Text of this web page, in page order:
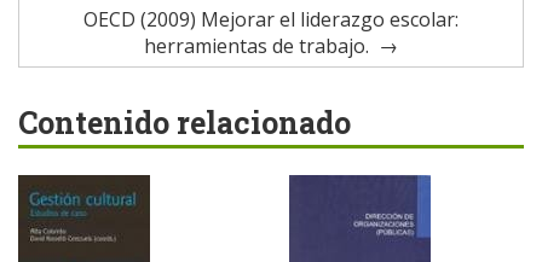
OECD (2009) Mejorar el liderazgo escolar:
herramientas de trabajo.
Contenido relacionado